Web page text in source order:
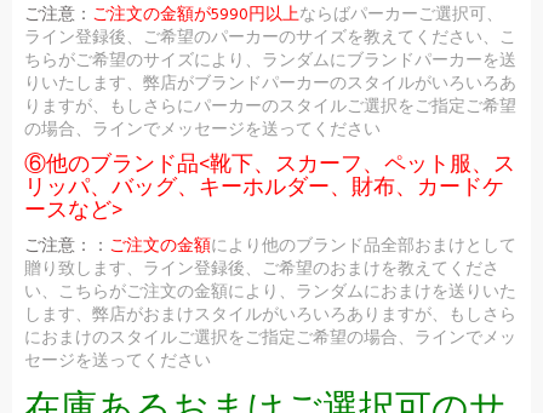
ご注意： ご注文の金額が5990円以上ならばパーカーご選択可、
ライン登録後、ご希望のパーカーのサイズを教えてください、こ
ちらがご希望のサイズにより、ランダムにブランドパーカーを送
りいたします、弊店がブランドパーカーのスタイルがいろいろあ
りますが、もしさらにパーカーのスタイルご選択をご指定ご希望
の場合、ラインでメッセージを送ってください
⑥他のブランド品<靴下、スカーフ、ペット服、ス
リッパ、バッグ、キーホルダー、財布、カードケ
ースなど>
ご注意：： ご注文の金額により他のブランド品全部おまけとして
贈り致します、ライン登録後、ご希望のおまけを教えてくださ
い、こちらがご注文の金額により、ランダムにおまけを送りいた
します、弊店がおまけスタイルがいろいろありますが、もしさら
におまけのスタイルご選択をご指定ご希望の場合、ラインでメッ
セージを送ってください